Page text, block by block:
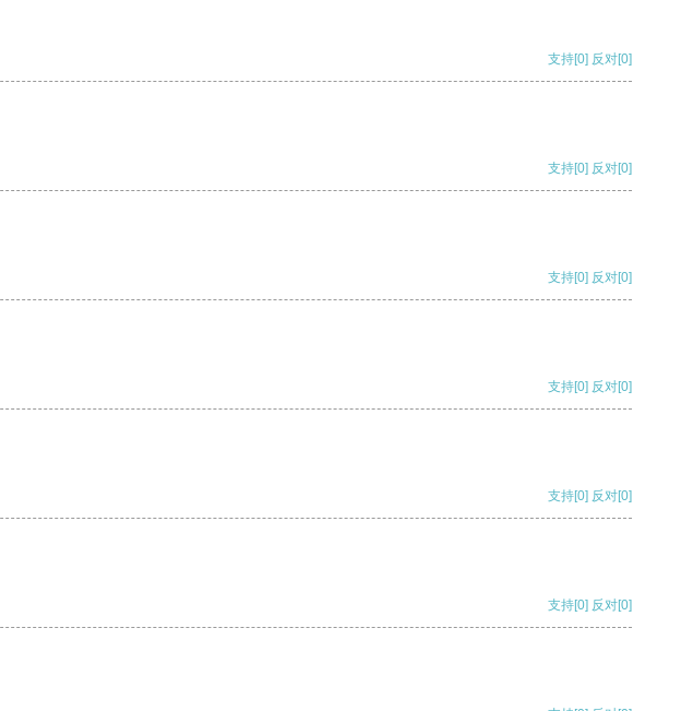
支持[0] 反对[0]
支持[0] 反对[0]
支持[0] 反对[0]
支持[0] 反对[0]
支持[0] 反对[0]
支持[0] 反对[0]